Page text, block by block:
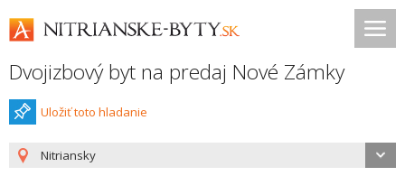
Dvojizbový byt na predaj Nové Zámky
Uložiť toto hladanie
Nitriansky